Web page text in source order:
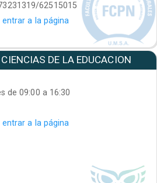
62515015
entrar a la página
DE LA EDUCACION
de 09:00 a 16:30
entrar a la página